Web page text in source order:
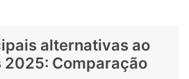
alternativas ao
2025: Comparação